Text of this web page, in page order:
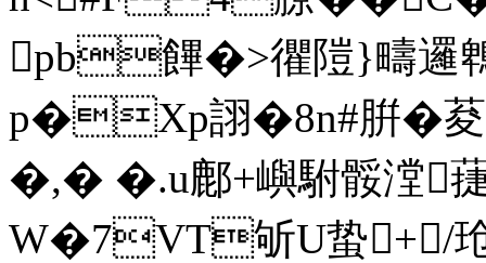
pb饆�>忂隑}疇邏
p�Xp詡�8n#腁�
�,� �.u鄜+嶼駙骽漟
W�7VT斪U蛰+/